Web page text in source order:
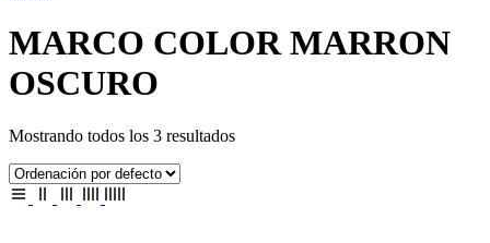
MARCO COLOR MARRON
OSCURO
Mostrando todos los 3 resultados